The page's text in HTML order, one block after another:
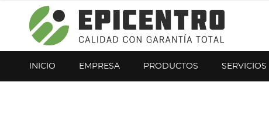
¿Olvidó su contraseña?
INICIO EMPRESA PRODUCTOS SERVICIOS